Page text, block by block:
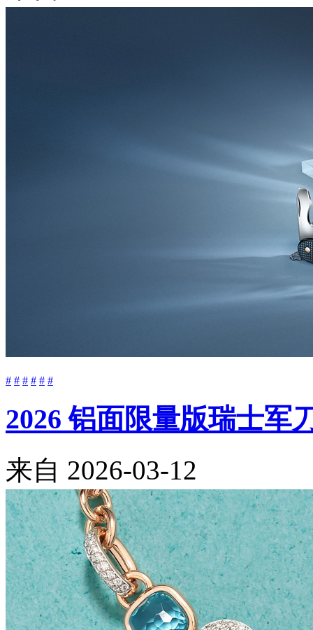
# # # # # #
2026 铝面限量版瑞士军
来自 2026-03-12